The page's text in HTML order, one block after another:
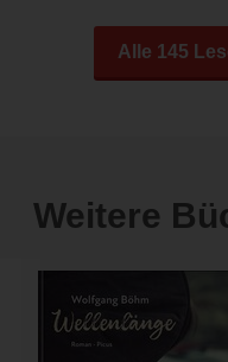
Alle 145
Weitere